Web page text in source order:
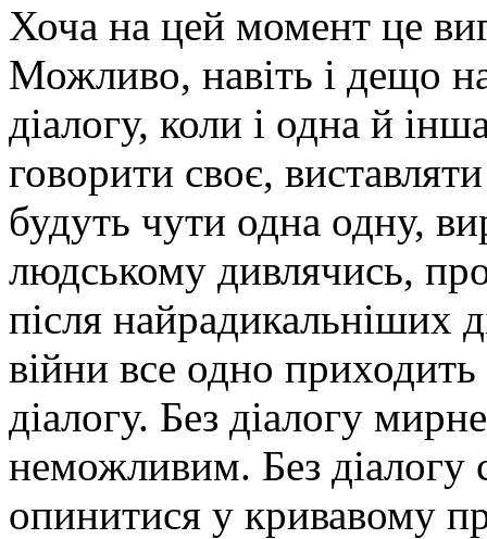
Хоча на цей момент це
Можливо, навіть і дещо
діалогу, коли і одна й
говорити своє,
будуть чути одна одну,
людському дивлячись,
після найрадикальніших
війни все одно
діалогу. Без діалогу
неможливим. Без діалогу
опинитися у кривавому